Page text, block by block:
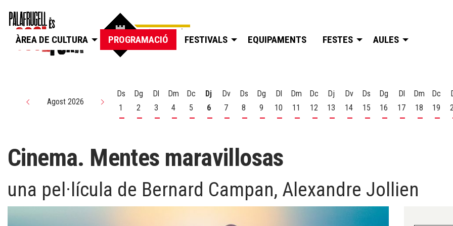
ÀREA DE CULTURA PROGRAMACIÓ FESTIVALS EQUIPAMENTS FESTES AULES
Agost 2026
Ds
1
Dissabte 1 d'agost
Dg
2
Diumenge 2 d'agost
Dl
3
Dilluns 3 d'agost
Dm
4
Dimarts 4 d'agost
Dc
5
Dimecres 5 d'agost
Dj
6
Dijous 6 d'agost
Dv
7
Divendres 7 d'agost
Ds
8
Dissabte 8 d'agost
Dg
9
Diumenge 9 d'agost
Dl
10
Dilluns 10 d'agost
Dm
11
Dimarts 11 d'agost
Dc
12
Dimecres 12 d'agost
Dj
13
Dijous 13 d'agost
Dv
14
Divendres 14 d'agost
Ds
15
Dissabte 15 d'agost
Dg
16
Diumenge 16 d'agost
Dl
17
Dilluns 17
Dm
18
Dimarts
Dc
19
Cinema. Mentes maravillosas
una pel·lícula de Bernard Campan, Alexandre Jollien